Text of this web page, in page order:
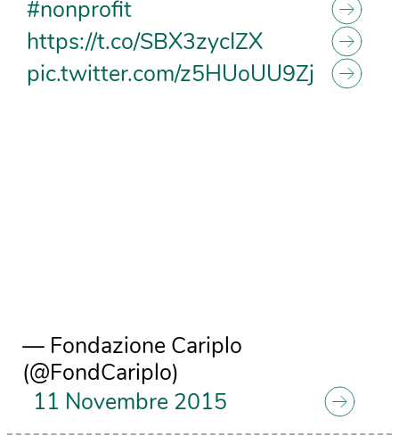
#nonprofit
https://t.co/SBX3zycIZX
pic.twitter.com/z5HUoUU9Zj
— Fondazione Cariplo
(@FondCariplo)
11 Novembre 2015